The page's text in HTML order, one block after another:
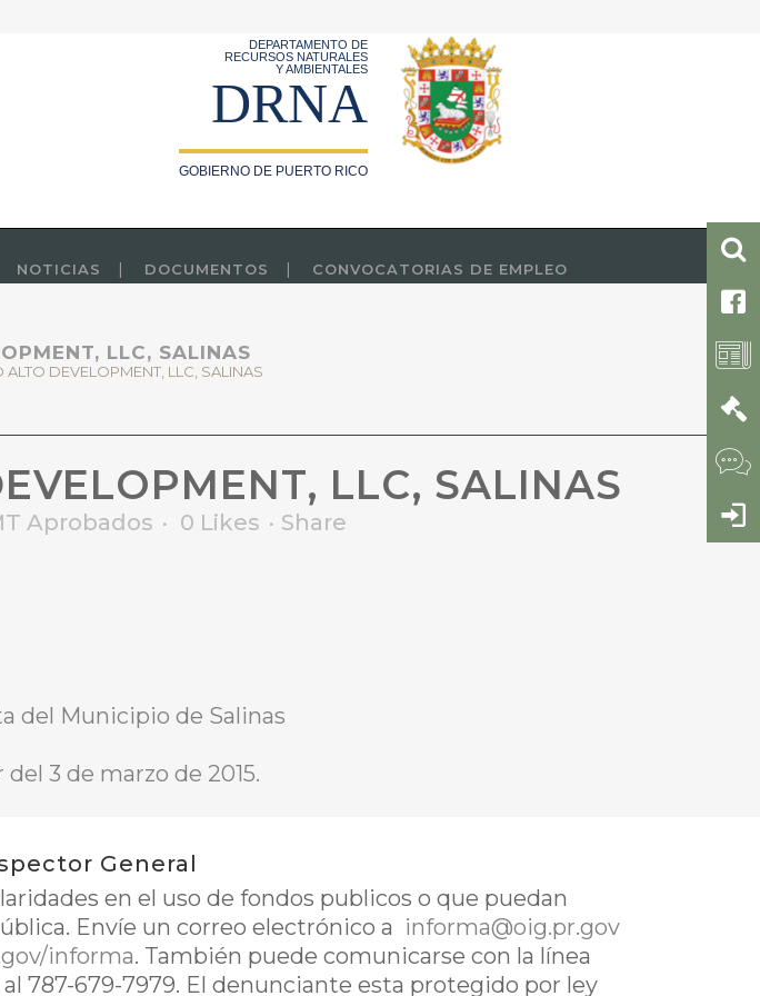
DEPARTAMENTO DE
RECURSOS NATURALES
Y AMBIENTALES
DRNA
GOBIERNO DE PUERTO RICO
NOTICIAS DOCUMENTOS CONVOCATORIAS DE EMPLEO
LLC, SALINAS
ALTO DEVELOPMENT, LLC, SALINAS
LLC, SALINAS
Aprobados 0 Likes
Share
del Municipio de Salinas
3 de marzo de 2015.
General
en el uso de fondos publicos o que puedan
Envíe un correo electrónico a informa@oig.pr.gov
informa. También puede comunicarse con la línea
787-679-7979. El denunciante esta protegido por ley